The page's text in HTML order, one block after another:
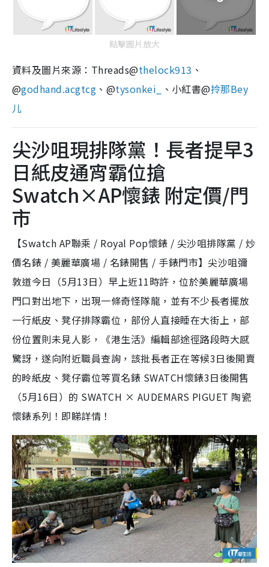
點擊圖片放大
資料及圖片來源：Threads@thelock913 、
@godhand.acgtcg 、@tysonkei_ 、小紅書@拎那Bey
儿
尖沙咀現排隊黨！長者提早3
日紙皮通宵霸位搶
Swatch×AP懷錶 附定價/門
市
【Swatch AP聯乘 / Royal Pop懷錶 / 尖沙咀排隊黨 / 炒
價名錶 / 美麗華廣場 / 名錶開售 / 手錶門市】尖沙咀彌
敦道今日（5月13日）早上近11時許，位於美麗華廣場
門口對出地下，出現一條奇怪隊龍，並有不少長者擺放
一行紙皮、凳仔排隊霸位，部份人直接睡在大街上，部
份位置則未見人影，《港生活》編輯部途徑路段時大感
驚訝，遂向附近職員查詢，該批長者正在等候3日後開賣
的昤紙皮、凳仔霸位等買名錶 SWATCH懷錶3日後開售
（5月16日）的 SWATCH × AUDEMARS PIGUET 陶瓷
懷錶系列！即睇詳情！